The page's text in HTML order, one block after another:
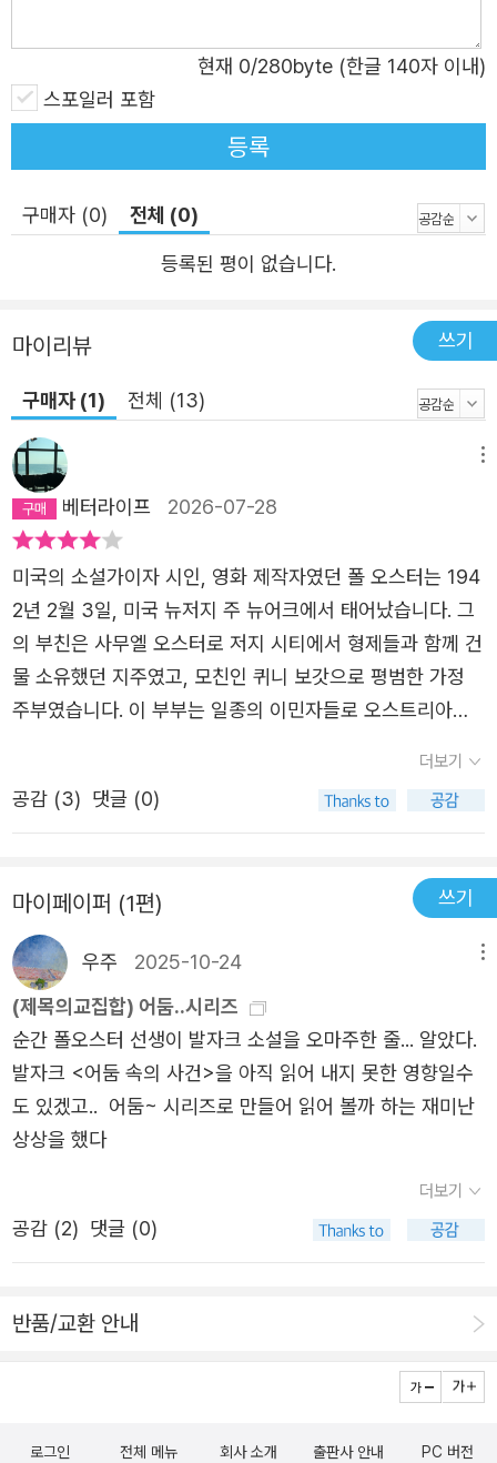
놓여 있음을 깨닫고, 이야기를 만든 자와 이야기에 갇힌 자
사이의 아이러니를 경험한다. 오거스트가 불면 속에서 만들
어낸 이 이야기는 아내의 죽음, 손녀가 겪은 상실, 그리고 삶
몸부림인 동시에 고통과 직면하는 방식이다. 그렇게 오언의
여정과 오거스트의 삶이 교차하면서, 이야기는 도피가 아니
지다, 아가. 우리가 슬픔에 찬 한 쌍의 자루처럼 되어버렸잖
아, 너랑 내가 말이다, 그래서 나는 치유법을 제안하는 거야,
우울함을 떨쳐버릴 처방을. (242~243쪽) 오거스트와 카티
야 사이에는 작은 위로의 시간이 존재한다. 그들은 함께 고
전 영화를 보며 대화를 나눈다. 영화 속 이야기와 장면은 잠
시나마 현실의 슬픔을 잊게 만들고, 서로의 상처를 비추는
거울처럼 작용한다. 카티야가 잃은 연인의 빈자리는 쉽게 메
워질 수 없지만, 오거스트는 영화를 함께 보는 순간만큼은
손녀와 같은 세계를 공유하며 슬픔을 견디고 있음을 느낀다.
이 순간은 이야기가 주는 위로를 넘어, 서로의 고통을 함께
감당하게 하는 작지만 단단한 연대가 된다. 고통과 고독의
상심으로 죽는다. 매일 그런 일이 벌어지고, 언제까지나 계
속 벌어진다. (128쪽) 《어둠 속의 남자》 독서 후기를 쓴 김
패와 좌절 끝에 도달하는 전환의 경험이라고 보았다. 이야기
받아들이게 하는 힘이 된다며 긴 어둠을 지나 맞이한 동틀녘
처럼 작품이 독자에게도 상실 속에서 새로운 변화를 일깨우
는 소설임을 강조한다. 전쟁의 참상을 그려내는 오언의 여정
과, 애도의 시간을 통과하는 오거스트의 삶은 묵묵히 자신의
고통을 견디면서도 간간이 서로를 비춘다. 이처럼 이야기란
저마다의 고통을 다른 언어로 바꾸고 서로의 삶을 이어가게
워주지는 못하지만, 서로의 고통을 공유하게 하고 어둠을 견
디게 하는 작은 불빛은 되어줄 수 있다. 오스터는 《어둠 속의
남자》를 통해 상실의 시대에 문학이 어떻게 여전히 유효한
하는 이유를 되묻는다.
현재 0/280byte (한글 140자 이내)
스포일러 포함
등록
구매자 (0) 전체 (0)
등록된 평이 없습니다.
마이리뷰 쓰기
구매자 (1) 전체 (13)
베터라이프 2026-07-28
미국의 소설가이자 시인, 영화 제작자였던 폴 오스터는 194
2년 2월 3일, 미국 뉴저지 주 뉴어크에서 태어났습니다. 그
의 부친은 사무엘 오스터로 저지 시티에서 형제들과 함께 건
물 소유했던 지주였고, 모친인 퀴니 보갓으로 평범한 가정
주부였습니다. 이 부부는 일종의 이민자들로 오스트리아계
때가 되던 해에, 부모는 이혼하여 어머니와 누나와 함께 뉴
어크 위콰히크에 있는 아파트로 이사하게 됩니다. 다른 가족
바움이었습니다. 오스터는 뉴저지 주 사우스오렌지와 뉴어
크 등지에서 자랐고, 메이플우드에 있는 컴럼비아 고등학교
를 졸업합니다. 그는 1970년 컬럼비아 대학에서 영문학과
비교문학 학사와 석사 학위를 받은 후, 프랑스 파리로 이주
하여 여러 직업을 전전하며 프랑스 문학 번역으로 생계를 유
지하게 됩니다. 1974년에 다시 미국으로 돌아온 후, 그는 스
테판 말라르메와 조셉 주베르와 같은 프랑스 작가들의 시,
에세이 등의 번역 작업을 지속하는데요. 이후 1982년에 호
평 받은 데뷔작인 『고독의 발명 』으로 말미암아 『뉴욕 3부
하게 전념한 후, 남은 20년 동안은 다시 소설과 회고록으로
외적 활동과 관련해, 오스터는 스스로의 정치 성향을 '민주
것 같아 민주당에 투표했다'고 밝히기도 했습니다. 2023년
3월 11일, 오스터의 아내 시리 허스트벨트는 인스타그램을
통해 그가 2022년 12월에 암 진단을 받았고, 뉴욕 메모리얼
더보기
공감 (3) 댓글 (0)
마이페이퍼 (1편) 쓰기
우주 2025-10-24
(제목의교집합) 어둠..시리즈
순간 폴오스터 선생이 발자크 소설을 오마주한 줄... 알았다.
발자크 <어둠 속의 사건>을 아직 읽어 내지 못한 영향일수
도 있겠고.. 어둠~ 시리즈로 만들어 읽어 볼까 하는 재미난
상상을 했다
더보기
공감 (2) 댓글 (0)
반품/교환 안내
로그인 전체 메뉴 회사 소개 출판사 안내 PC 버전